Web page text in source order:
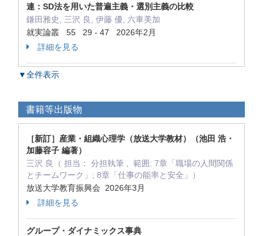
連：SD法を用いた普遍主義・選別主義の比較
鎌田雅史, 三沢 良, 伊藤 優, 六車美加
就実論叢 55 29 - 47 2026年2月
詳細を見る
▼全件表示
書籍等出版物
［新訂］産業・組織心理学（放送大学教材）（池田 浩・
加藤容子 編著）
三沢 良（ 担当： 分担執筆 , 範囲: 7章「職場の人間関係
とチームワーク」; 8章「仕事の能率と安全」）
放送大学教育振興会 2026年3月
詳細を見る
グループ・ダイナミックス事典